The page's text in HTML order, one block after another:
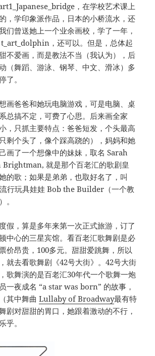
，在学校艺术课上
，学印象派作品，日本的小桥流水，还
们曾送她上一个业余画校，学了一年，
，还可以。但是，总体起
不爱画，而是教法不当（我认为），后
（舞蹈、游泳、钢琴、中文、滑冰）多
了。
画爸爸和她玩电脑游戏，可是电脑、桌
总搞不定，可费了心思。后来画全家
，只抓主要特点：爸爸短发，个头最高
剩个头了，像个踩高跷的），妈妈和她
画了一个想像中的妹妹，取名 Sarah
Brightman, 就是那个百老汇的歌剧皇
的歌；如果是弟弟，也取好名了，叫
行玩具娃娃 Bob the Builder（一个教
。
假，算是多年来第一次正式旅游，订了
中心的三星宾馆。看百老汇歌舞剧是必
价昂贵，100多元。甜甜爱跳舞，所以
就去看歌舞剧《42号大街》。42号大街
歌舞演的是百老汇30年代一个歌舞一炮
一夜成名 “a star was born” 的故事，
其中舞曲Lullaby of Broadway最有特
剧对甜甜的胃口，她跟着激动的不行，
乎。